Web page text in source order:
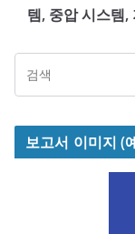
템, 중압 시스템,
보고서 이미지 (